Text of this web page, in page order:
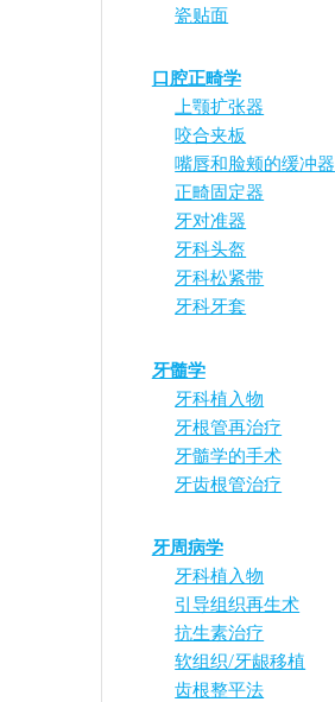
瓷贴面
口腔正畸学
上颚扩张器
咬合夹板
嘴唇和脸颊的缓冲器
正畸固定器
牙对准器
牙科头盔
牙科松紧带
牙科牙套
牙髓学
牙科植入物
牙根管再治疗
牙髓学的手术
牙齿根管治疗
牙周病学
牙科植入物
引导组织再生术
抗生素治疗
软组织/牙龈移植
齿根整平法